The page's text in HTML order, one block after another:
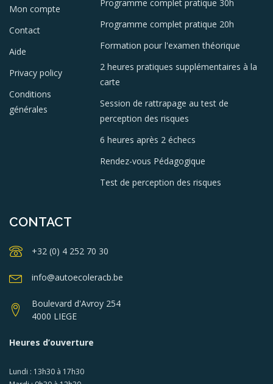
Mon compte
Contact
Aide
Privacy policy
Conditions
générales
Programme complet pratique 30h
Programme complet pratique 20h
Formation pour l'examen théorique
2 heures pratiques supplémentaires à la
carte
Session de rattrapage au test de
perception des risques
6 heures après 2 échecs
Rendez-vous Pédagogique
Test de perception des risques
CONTACT
+32 (0) 4 252 70 30
info@autoecoleracb.be
Boulevard d'Avroy 254
4000 LIEGE
Heures d’ouverture
Lundi : 13h30 à 17h30